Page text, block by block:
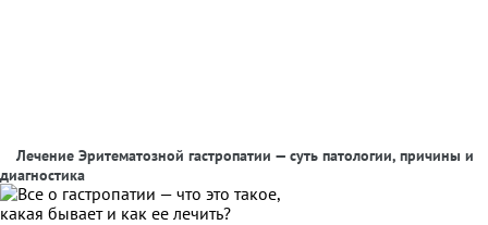
Лечение Эритематозной гастропатии — суть патологии, причины и
диагностика